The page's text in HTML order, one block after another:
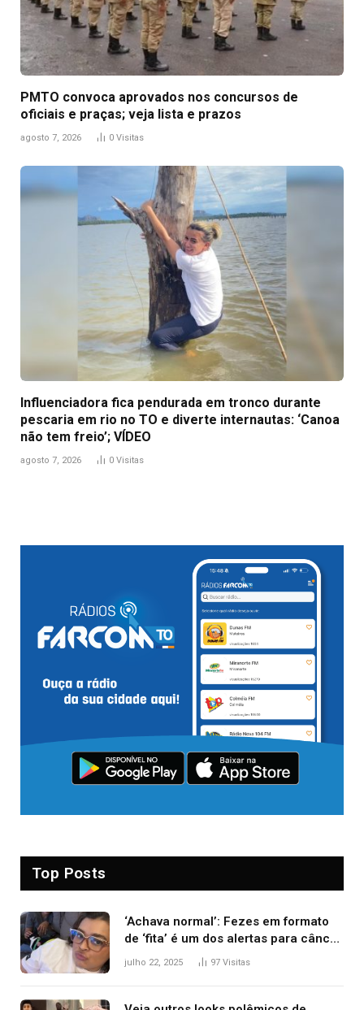
PMTO convoca aprovados nos concursos de
oficiais e praças; veja lista e prazos
agosto 7, 2026 0 Visitas
Influenciadora fica pendurada em tronco durante
pescaria em rio no TO e diverte internautas: ‘Canoa
não tem freio’; VÍDEO
agosto 7, 2026 0 Visitas
Top Posts
‘Achava normal’: Fezes em formato
de ‘fita’ é um dos alertas para câncer
colorretal; relembre fala de Preta Gil
julho 22, 2025 97 Visitas